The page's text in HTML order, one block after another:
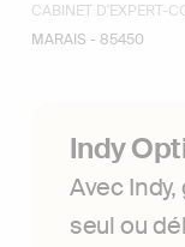
CABINET D'EXPERT-
MARAIS - 85450
Indy
Avec
seul ou